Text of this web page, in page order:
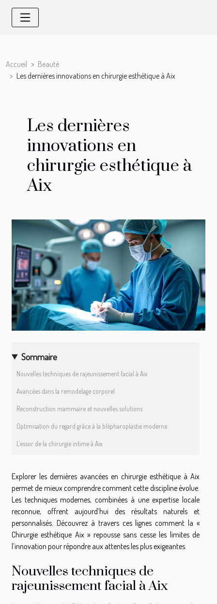
Accueil
Beauté
Les dernières innovations en chirurgie esthétique à Aix
Les dernières
innovations en
chirurgie esthétique à
Aix
Sommaire
Nouvelles techniques de rajeunissement facial à Aix
Avancées dans la remodelage corporel
Reconstruction mammaire et nouvelles solutions
Optimisation du regard grâce à la blépharoplastie moderne
L’essor de la chirurgie intime à Aix
Explorer les dernières avancées en chirurgie esthétique à Aix
permet de mieux comprendre comment cette discipline évolue.
Les techniques modernes, combinées à une expertise locale
reconnue, offrent aujourd’hui des résultats naturels et
personnalisés. Découvrez à travers ces lignes comment la «
Chirurgie esthétique Aix » repousse sans cesse les limites de
l’innovation pour répondre aux attentes les plus exigeantes.
Nouvelles techniques de
rajeunissement facial à Aix